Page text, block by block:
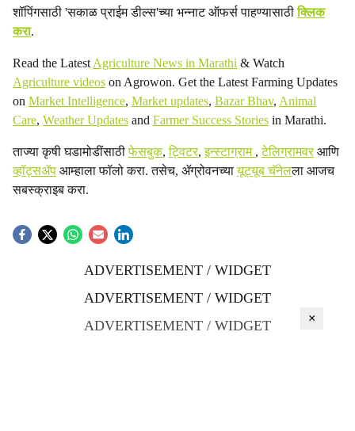
शॉपिंगसाठी 'सकाळ प्राईम डील्स'च्या भन्नाट ऑफर्स पाहण्यासाठीक्लिक
करा.
Read the Latest Agriculture News in Marathi & Watch
Agriculture videos on Agrowon. Get the Latest Farming Updates
on Market Intelligence, Market updates, Bazar Bhav, Animal
Care, Weather Updates and Farmer Success Stories in Marathi.
ताज्या कृषी घडामोडींसाठीफेसबुक,ट्विटर,इन्स्टाग्राम ,टेलिग्रामवरआणि
व्हॉट्सॲप आम्हाला फॉलो करा. तसेच, ॲग्रोवनच्यायूट्यूब चॅनेलला आजच
सबस्क्राइब करा.
ADVERTISEMENT / WIDGET
ADVERTISEMENT / WIDGET
ADVERTISEMENT / WIDGET
×